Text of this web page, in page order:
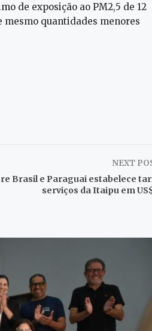
de exposição ao PM2,5 de 12
mesmo quantidades menores
NEXT
Brasil e Paraguai estabelece
serviços da Itaipu em US$